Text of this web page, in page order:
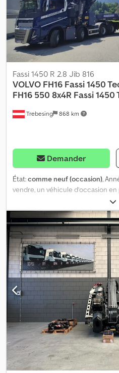
Trebesing 868 km
Fassi 1450 R 2.8 Jib 816
VOLVO FH16 Fassi 1450
FH16 550 8x4R Fassi 1450
Demander
État:comme neuf (occasion),
vendre, un véhicule d’occasion
d’informations, n’hésitez pas à
négociable : 529 000 €, TVA en